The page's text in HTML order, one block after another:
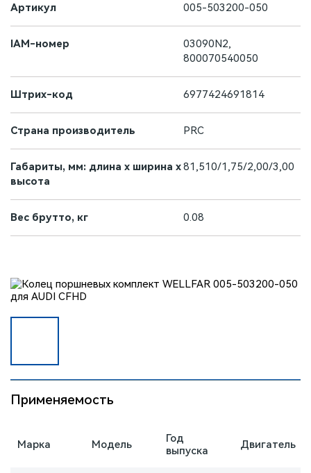
Артикул 005-503200-050
IAM-номер
03090N2,
800070540050
Штрих-код 6977424691814
Страна производитель PRC
Габариты, мм: длина х ширина х
высота
81,510/1,75/2,00/3,00
Вес брутто, кг 0.08
Применяемость
Марка Модель
Год
выпуска
Двигатель